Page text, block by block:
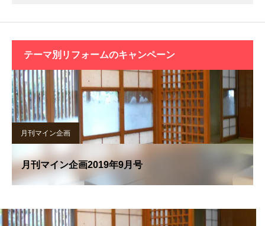
テーマ別リフォームのキャンペーン
月刊マイン企画
月刊マイン企画2019年9月号